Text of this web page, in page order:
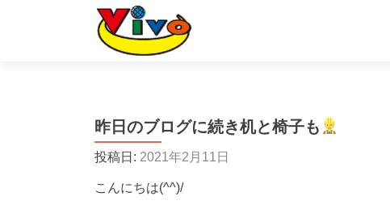
昨日のブログに続き机と椅子も
投稿日: 2021年2月11日
こんにちは(^^)/